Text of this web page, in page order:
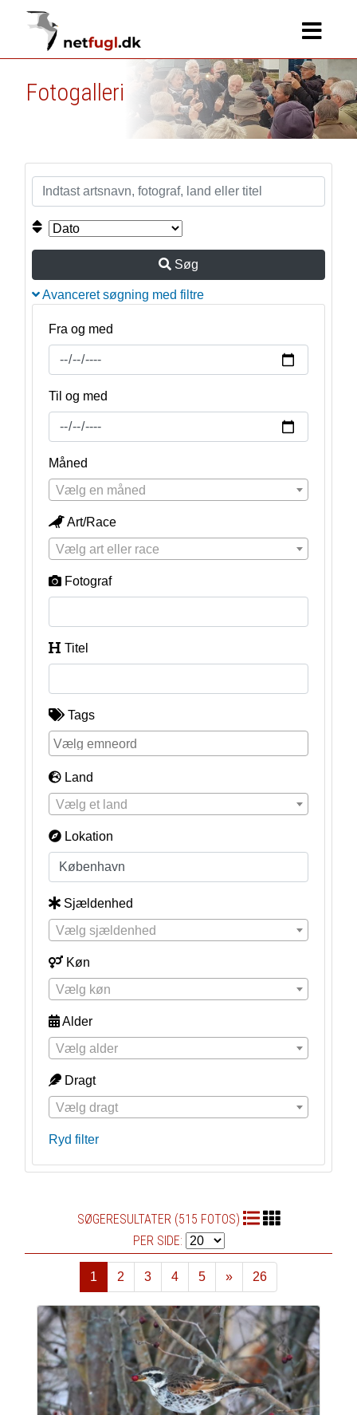
Fotogalleri
Søg
Avanceret søgning med filtre
Fra og med
Til og med
Måned
Vælg en måned
Art/Race
Vælg art eller race
Fotograf
Titel
Tags
Land
Vælg et land
Lokation
Sjældenhed
Vælg sjældenhed
Køn
Vælg køn
Alder
Vælg alder
Dragt
Vælg dragt
Ryd filter
SØGERESULTATER (515 FOTOS)
PER SIDE:
1 2 3 4 5
»
Næste
26